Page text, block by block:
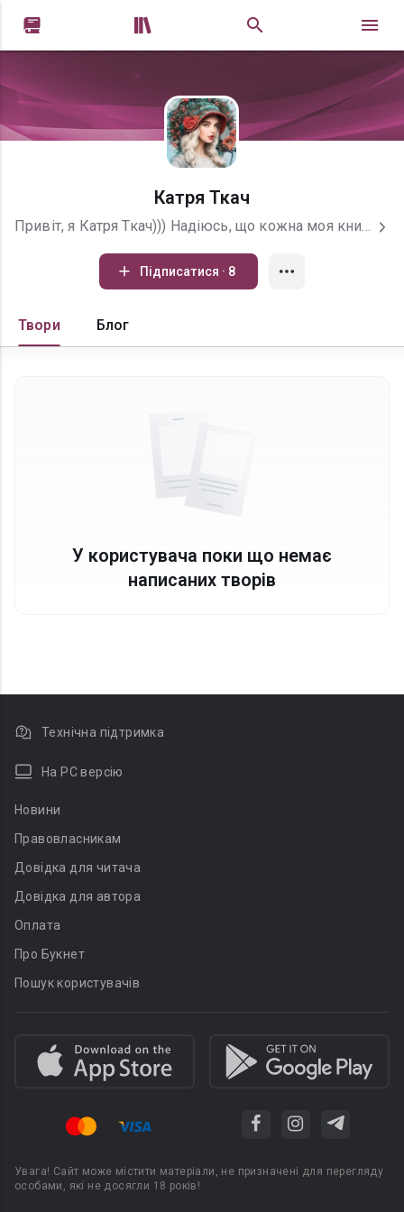
 
Катря Ткач
Привіт, я Катря Ткач))) Надіюсь, що кожна моя книга принесе вам задоволення, якщо це так, то тисніть на зірочку, пишіть коментарі і додавайте до своєї бібліотеки. Приймаю будь-яку критику і зауваження.
Підписатися · 8
Твори Блог
У користувача поки що немає
написаних творів
Технічна підтримка
На PC версію
Новини
Правовласникам
Довідка для читача
Довідка для автора
Оплата
Про Букнет
Пошук користувачів
Увага! Сайт може містити матеріали, не призначені для перегляду
особами, які не досягли 18 років!